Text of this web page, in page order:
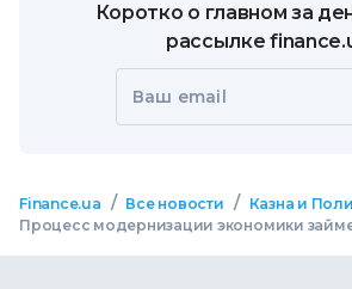
Коротко о главном за
рассылке
Ваш email
Finance.ua / Все новости / Казна и
Процесс модернизации экономики